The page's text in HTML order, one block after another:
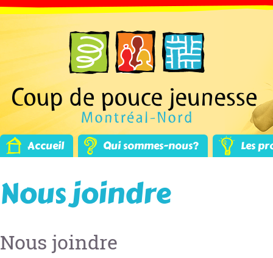
Accueil Qui sommes-nous? Les
Nous joindre
Nous joindre